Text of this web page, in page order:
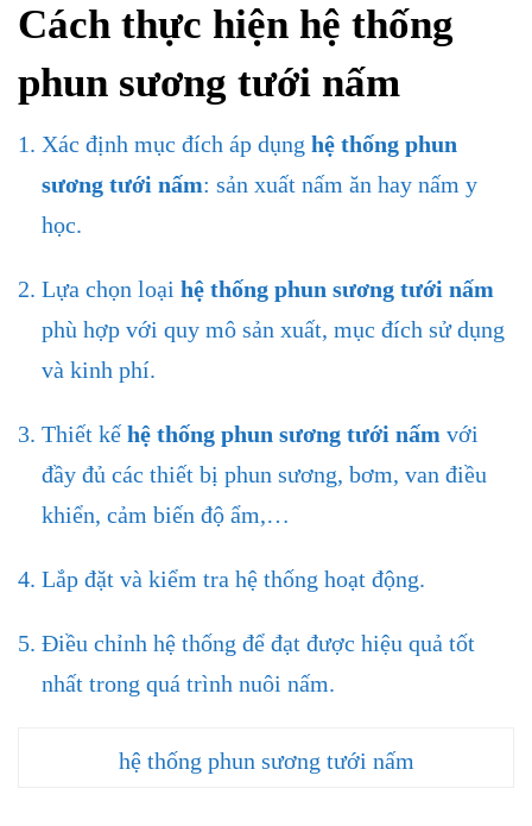
Cách thực hiện hệ thống
phun sương tưới nấm
Xác định mục đích áp dụng hệ thống phun
sương tưới nấm: sản xuất nấm ăn hay nấm y
học.
Lựa chọn loại hệ thống phun sương tưới nấm
phù hợp với quy mô sản xuất, mục đích sử dụng
và kinh phí.
Thiết kếhệ thống phun sương tưới nấm với
đầy đủ các thiết bị phun sương, bơm, van điều
khiển, cảm biến độ ẩm,…
Lắp đặt và kiểm tra hệ thống hoạt động.
Điều chỉnh hệ thống để đạt được hiệu quả tốt
nhất trong quá trình nuôi nấm.
hệ thống phun sương tưới nấm